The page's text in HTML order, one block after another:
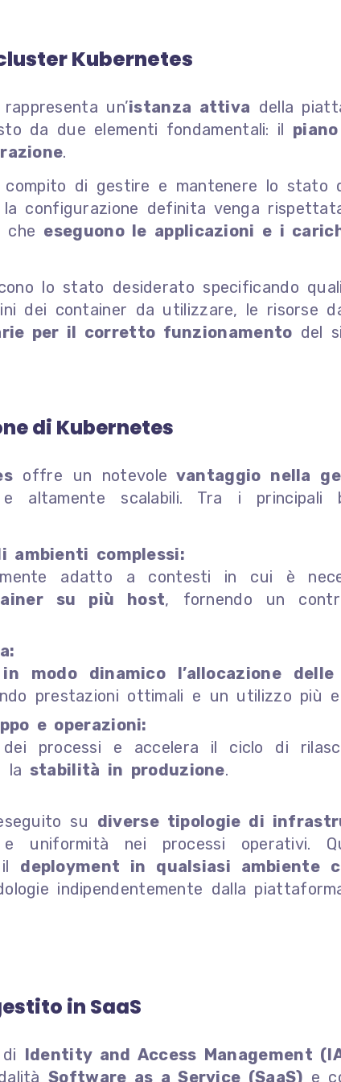
Kubernetes
rappresenta un’istanza attiva della
da due elementi fondamentali: il
.
di gestire e mantenere lo stato
configurazione definita venga
che eseguono le applicazioni e i
lo stato desiderato specificando
dei container da utilizzare, le risorse
per il corretto funzionamento del
di Kubernetes
offre un notevole vantaggio nella
e altamente scalabili. Tra i principali
ambienti complessi:
adatto a contesti in cui è
su più host, fornendo un
modo dinamico l’allocazione
prestazioni ottimali e un utilizzo più
e operazioni:
dei processi e accelera il ciclo di
la stabilità in produzione.
su diverse tipologie di
uniformità nei processi operativi.
deployment in qualsiasi ambiente
indipendentemente dalla
in SaaS
Identity and Access Management
Software as a Service (SaaS) e